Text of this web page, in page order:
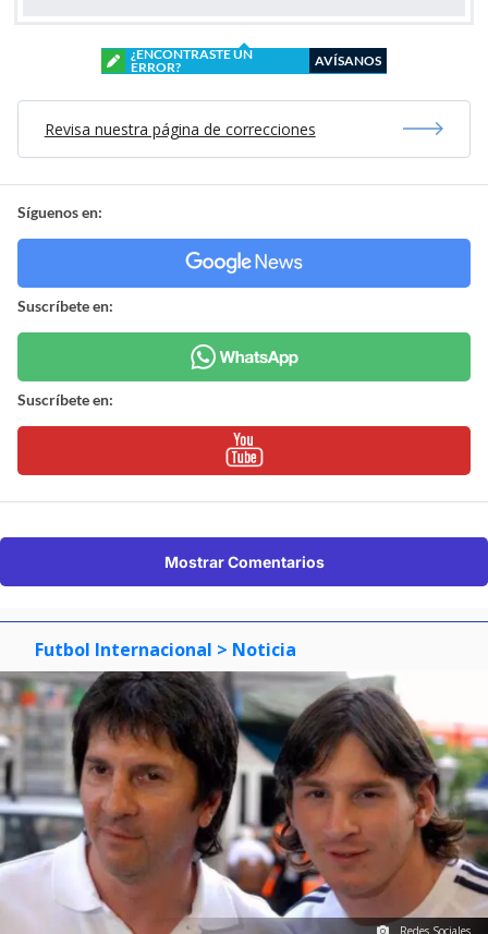
¿ENCONTRASTE UN
ERROR?
AVÍSANOS
Revisa nuestra página de correcciones
Síguenos en:
Suscríbete en:
Suscríbete en:
Mostrar Comentarios
Futbol Internacional > Noticia
Redes Sociales